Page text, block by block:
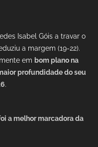
Isabel Góis a travar o
a margem (19-22).
em bom plano na
profundidade do seu
.
a melhor marcadora da